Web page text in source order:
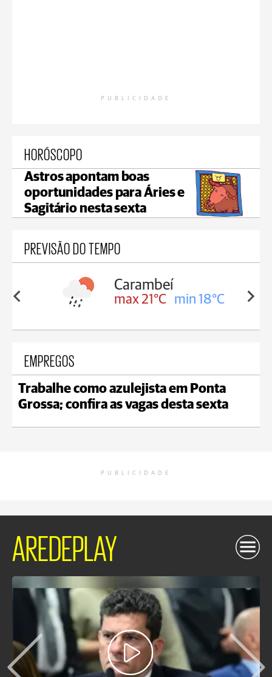
PUBLICIDADE
HORÓSCOPO
Astros apontam boas
oportunidades para Áries e
Sagitário nesta sexta
PREVISÃO DO TEMPO
18°C
Carambeí
max 21°C min 18°C
EMPREGOS
Trabalhe como azulejista em Ponta
Grossa; confira as vagas desta sexta
PUBLICIDADE
AREDEPLAY